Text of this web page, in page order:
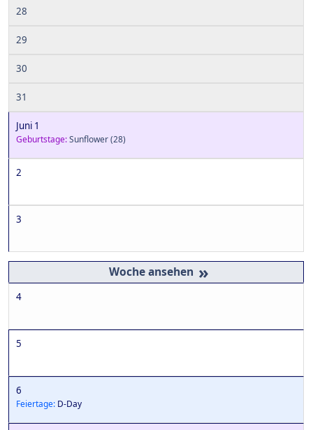
28
29
30
31
Juni 1
Geburtstage:Sunflower(28)
2
3
»
4
5
6
Feiertage: D-Day